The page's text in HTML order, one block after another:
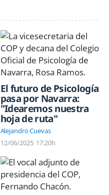
El futuro de Psicología
pasa por Navarra:
"Idearemos nuestra
hoja de ruta"
Alejandro Cuevas
12/06/2025 17:20h